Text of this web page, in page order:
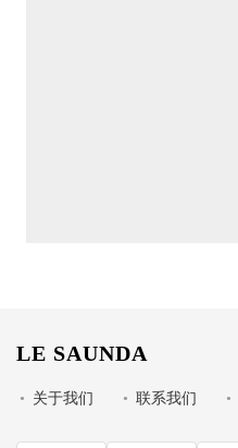
LE SAUNDA
• 关于我们 • 联系我们 •